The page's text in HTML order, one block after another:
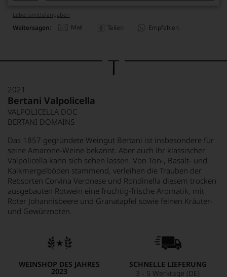
Lebensmittel­angaben
Weitersagen: Mail Teilen Empfehlen
2021
Bertani Valpolicella
VALPOLICELLA DOC
BERTANI DOMAINS
Das 1857 gegründete Weingut Bertani ist insbesondere für
seine Amarone-Weine bekannt. Aber auch ihr klassischer
Valpolicella kann sich sehen lassen. Von Ton-, Basalt- und
Kalkmergelböden stammend, verleihen die Trauben der
Rebsorten Corvina Veronese und Rondinella diesem trocken
ausgebauten Rotwein eine fruchtig-frische Aromatik, mit
Roter Johannisbeere und Granatapfel sowie feinen Kräuter-
und Gewürznoten.
WEINSHOP DES JAHRES
2023
SCHNELLE LIEFERUNG
3 - 5 Werktage (DE)